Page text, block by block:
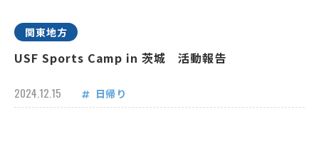
関東地方
USF Sports Camp in 茨城 活動報告
2024.12.15 日帰り